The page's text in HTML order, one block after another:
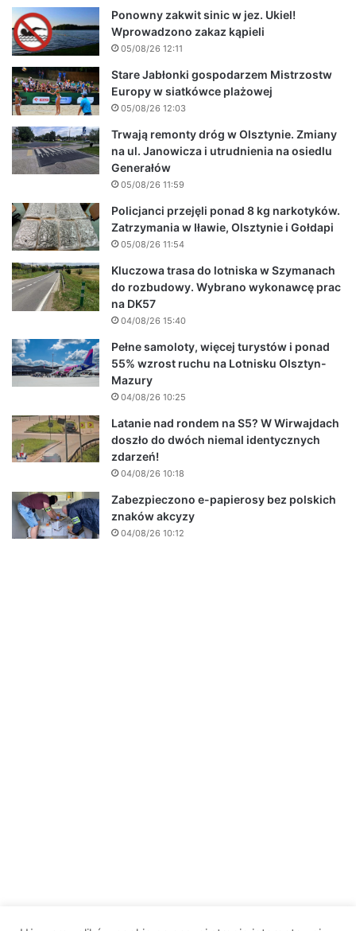
Ponowny zakwit sinic w jez. Ukiel!
Wprowadzono zakaz kąpieli
05/08/26 12:11
Stare Jabłonki gospodarzem Mistrzostw
Europy w siatkówce plażowej
05/08/26 12:03
Trwają remonty dróg w Olsztynie. Zmiany
na ul. Janowicza i utrudnienia na osiedlu
Generałów
05/08/26 11:59
Policjanci przejęli ponad 8 kg narkotyków.
Zatrzymania w Iławie, Olsztynie i Gołdapi
05/08/26 11:54
Kluczowa trasa do lotniska w Szymanach
do rozbudowy. Wybrano wykonawcę prac
na DK57
04/08/26 15:40
Pełne samoloty, więcej turystów i ponad
55% wzrost ruchu na Lotnisku Olsztyn-
Mazury
04/08/26 10:25
Latanie nad rondem na S5? W Wirwajdach
doszło do dwóch niemal identycznych
zdarzeń!
04/08/26 10:18
Zabezpieczono e-papierosy bez polskich
znaków akcyzy
04/08/26 10:12